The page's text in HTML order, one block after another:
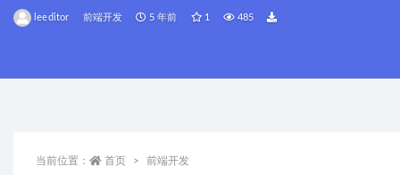
leeditor 前端开发 5 年前 1 485
当前位置： 首页 前端开发